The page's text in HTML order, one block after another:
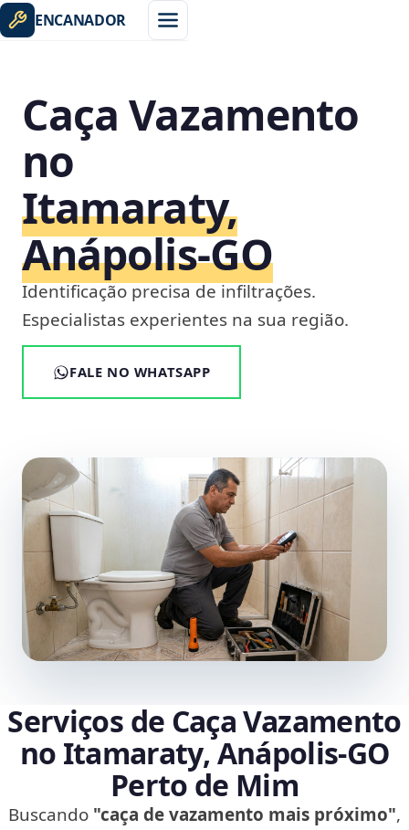
ENCANADOR
Caça Vazamento
no
Itamaraty,
Anápolis‑GO
Identificação precisa de infiltrações.
Especialistas experientes na sua região.
FALE NO WHATSAPP
Serviços de Caça Vazamento
no Itamaraty, Anápolis‑GO
Perto de Mim
Buscando "caça de vazamento mais próximo",